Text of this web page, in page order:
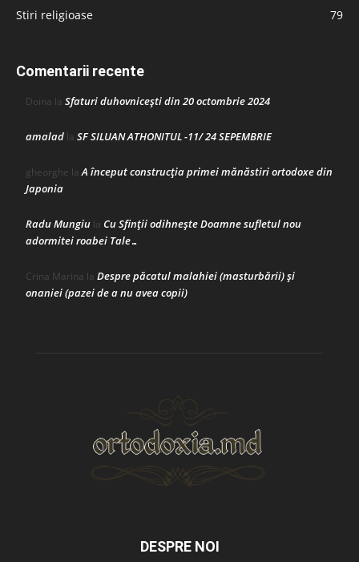
Stiri religioase
79
Comentarii recente
Doina la Sfaturi duhovnicești din 20 octombrie 2024
amalad la SF SILUAN ATHONITUL -11/ 24 SEPEMBRIE
gheorghe laA început construcţia primei mănăstiri ortodoxe din
Japonia
Radu Mungiu la Cu Sfinții odihnește Doamne sufletul nou
adormitei roabei Tale…
Crina Marina la Despre păcatul malahiei (masturbării) şi
onaniei (pazei de a nu avea copii)
DESPRE NOI